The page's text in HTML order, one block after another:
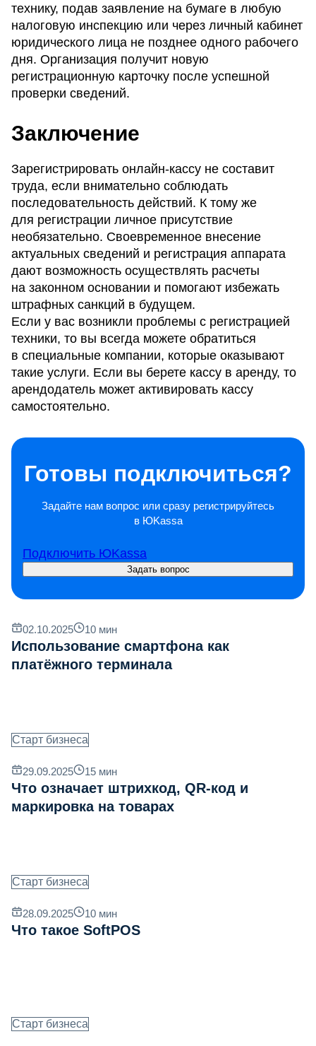
технику, подав заявление на бумаге в любую
налоговую инспекцию или через личный кабинет
юридического лица не позднее одного рабочего
дня. Организация получит новую
регистрационную карточку после успешной
проверки сведений.
Заключение
Зарегистрировать онлайн-кассу не составит
труда, если внимательно соблюдать
последовательность действий. К тому же
для регистрации личное присутствие
необязательно. Своевременное внесение
актуальных сведений и регистрация аппарата
дают возможность осуществлять расчеты
на законном основании и помогают избежать
штрафных санкций в будущем.
Если у вас возникли проблемы с регистрацией
техники, то вы всегда можете обратиться
в специальные компании, которые оказывают
такие услуги. Если вы берете кассу в аренду, то
арендодатель может активировать кассу
самостоятельно.
Готовы подключиться?
Задайте нам вопрос или сразу регистрируйтесь
в ЮKassa
Подключить ЮKassa
Задать вопрос
02.10.2025 10 мин
Использование смартфона как
платёжного терминала
Старт бизнеса
29.09.2025 15 мин
Что означает штрихкод, QR‐код и
маркировка на товарах
Старт бизнеса
28.09.2025 10 мин
Что такое SoftPOS
Старт бизнеса